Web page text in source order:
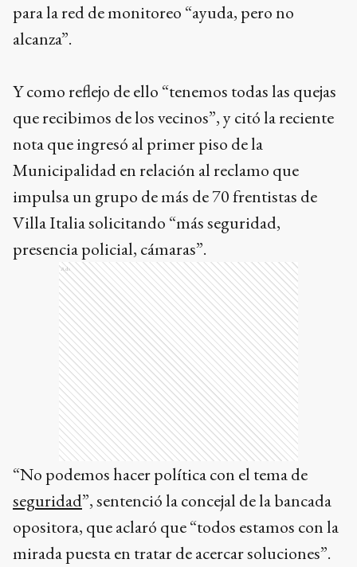
para la red de monitoreo “ayuda, pero no
alcanza”.
Y como reflejo de ello “tenemos todas las quejas
que recibimos de los vecinos”, y citó la reciente
nota que ingresó al primer piso de la
Municipalidad en relación al reclamo que
impulsa un grupo de más de 70 frentistas de
Villa Italia solicitando “más seguridad,
presencia policial, cámaras”.
Ads
“No podemos hacer política con el tema de
seguridad”, sentenció la concejal de la bancada
opositora, que aclaró que “todos estamos con la
mirada puesta en tratar de acercar soluciones”.